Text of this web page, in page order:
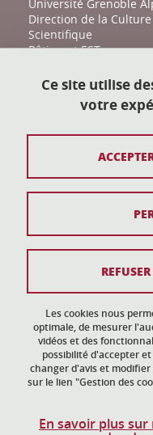
Université Grenoble
Direction de la
Scientifique
Bâtiment EST
38400 Saint-Martin-
action-
Plan du site
Données personnelles
Gestion des cookies
Accessibilité : non
Ce site utilise
votre
Les cookies nous
optimale, de mesurer
vidéos et des
possibilité d'accepter
changer d'avis et
sur le lien "Gestion des
En savoir plus